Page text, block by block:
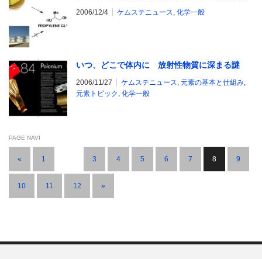
2006/12/4 ケムステニュース 化学一般
いつ、どこで体内に 放射性物質に深まる謎
2006/11/27 ケムステニュース 元素の基本と仕組み
元素トピック 化学一般
PAGE NAVI
« 1 3 4 5 6 7 8 9
10 11 12 »